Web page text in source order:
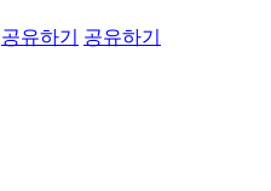
공유하기 공유하기